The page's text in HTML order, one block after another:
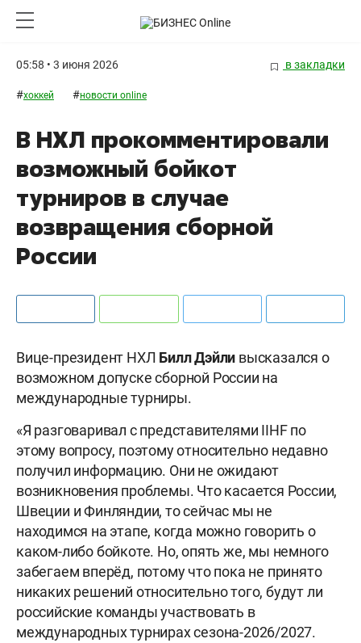
05:58 • 3 июня 2026 в закладки
#хоккей #новости online
В НХЛ прокомментировали
возможный бойкот
турниров в случае
возвращения сборной
России
Вице-президент НХЛ Билл Дэйли высказался о
возможном допуске сборной России на
международные турниры.
«Я разговаривал с представителями IIHF по
этому вопросу, поэтому относительно недавно
получил информацию. Они не ожидают
возникновения проблемы. Что касается России,
Швеции и Финляндии, то сейчас мы не
находимся на этапе, когда можно говорить о
каком-либо бойкоте. Но, опять же, мы немного
забегаем вперёд, потому что пока не принято
никаких решений относительно того, будут ли
российские команды участвовать в
международных турнирах сезона-2026/2027.